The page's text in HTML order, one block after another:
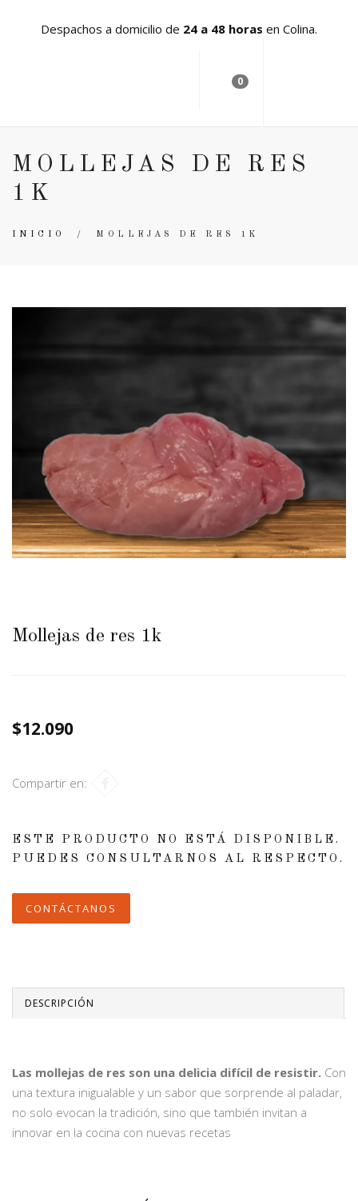
Despachos a domicilio de 24 a 48 horas en Colina.
0
MOLLEJAS DE RES
1K
INICIO / MOLLEJAS DE RES 1K
Mollejas de res 1k
$12.090
Compartir en:
ESTE PRODUCTO NO ESTÁ DISPONIBLE.
PUEDES CONSULTARNOS AL RESPECTO.
CONTÁCTANOS
DESCRIPCIÓN
Las mollejas de res son una delicia difícil de resistir. Con
una textura inigualable y un sabor que sorprende al paladar,
no solo evocan la tradición, sino que también invitan a
innovar en la cocina con nuevas recetas